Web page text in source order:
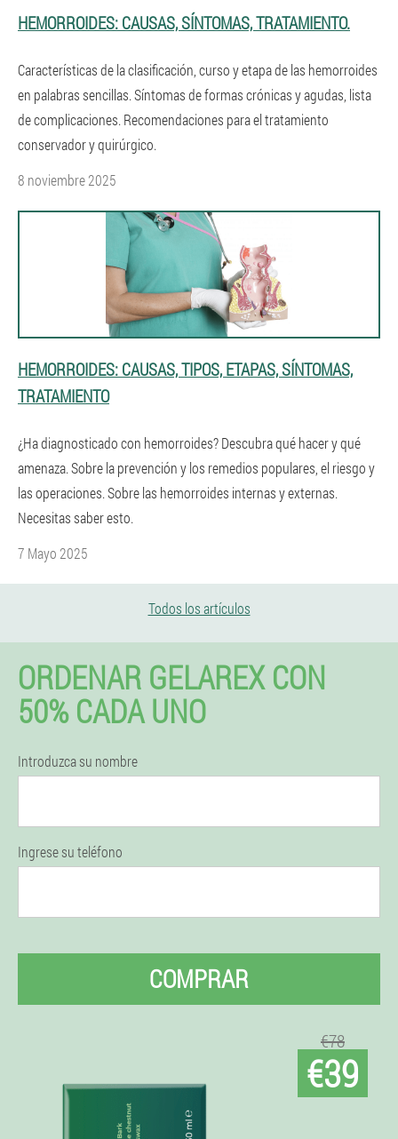
HEMORROIDES: CAUSAS, SÍNTOMAS, TRATAMIENTO.
Características de la clasificación, curso y etapa de las hemorroides
en palabras sencillas. Síntomas de formas crónicas y agudas, lista
de complicaciones. Recomendaciones para el tratamiento
conservador y quirúrgico.
8 noviembre 2025
HEMORROIDES: CAUSAS, TIPOS, ETAPAS, SÍNTOMAS,
TRATAMIENTO
¿Ha diagnosticado con hemorroides? Descubra qué hacer y qué
amenaza. Sobre la prevención y los remedios populares, el riesgo y
las operaciones. Sobre las hemorroides internas y externas.
Necesitas saber esto.
7 Mayo 2025
Todos los artículos
ORDENAR GELAREX CON
50% CADA UNO
Introduzca su nombre
Ingrese su teléfono
COMPRAR
€78
€39